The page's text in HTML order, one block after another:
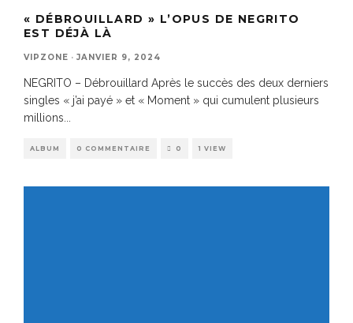
« DÉBROUILLARD » L’OPUS DE NEGRITO
EST DÉJÀ LÀ
VIPZONE · JANVIER 9, 2024
NEGRITO – Débrouillard Après le succès des deux derniers
singles « j’ai payé » et « Moment » qui cumulent plusieurs
millions
ALBUM 0 COMMENTAIRE 0 1 VIEW